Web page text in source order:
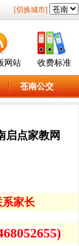
[切换城市]
网站 收费标准
苍南公交
启点家教网
家长